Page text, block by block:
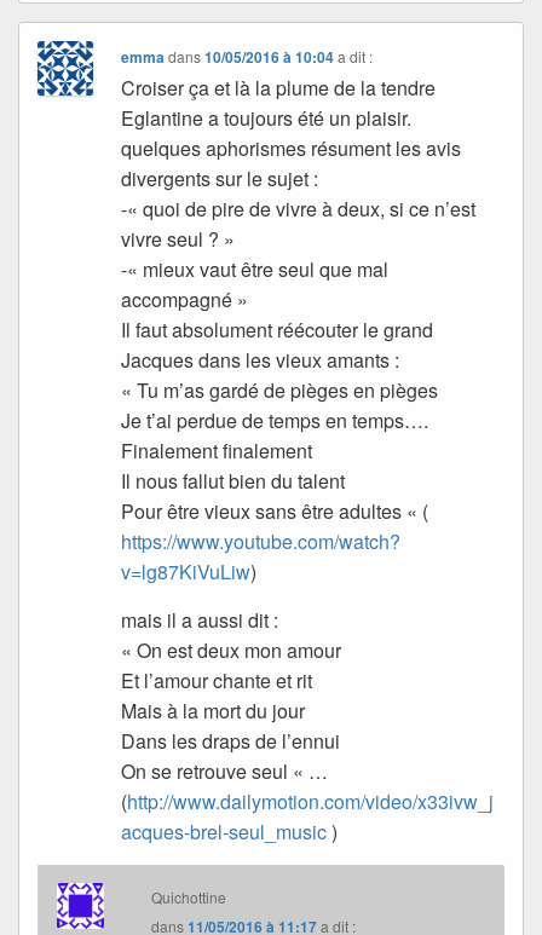
emmadans10/05/2016 à 10:04 a dit :
Croiser ça et là la plume de la tendre
Eglantine a toujours été un plaisir.
quelques aphorismes résument les avis
divergents sur le sujet :
-« quoi de pire de vivre à deux, si ce n’est
vivre seul ? »
-« mieux vaut être seul que mal
accompagné »
Il faut absolument réécouter le grand
Jacques dans les vieux amants :
« Tu m’as gardé de pièges en pièges
Je t’ai perdue de temps en temps….
Finalement finalement
Il nous fallut bien du talent
Pour être vieux sans être adultes « (
https://www.youtube.com/watch?
v=lg87KiVuLiw)
mais il a aussi dit :
« On est deux mon amour
Et l’amour chante et rit
Mais à la mort du jour
Dans les draps de l’ennui
On se retrouve seul « …
(http://www.dailymotion.com/video/x33ivw_j
acques-brel-seul_music)
Quichottine
dans11/05/2016 à 11:17a dit :